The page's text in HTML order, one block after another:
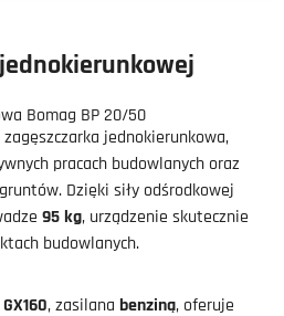
Bomag BP 20/50
jednokierunkowa,
pracach budowlanych oraz
Dzięki siły odśrodkowej
95 kg, urządzenie skutecznie
budowlanych.
, zasilana benziną, oferuje